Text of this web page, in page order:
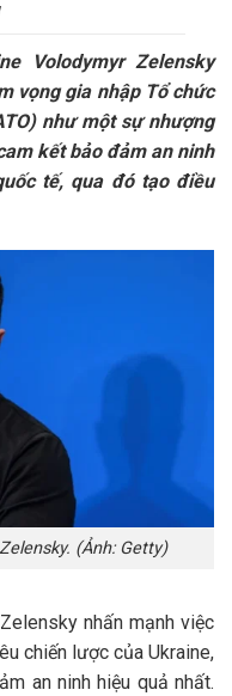
Volodymyr Zelensky
vọng gia nhập Tổ chức
như một sự nhượng
kết bảo đảm an ninh
tế, qua đó tạo điều
(Ảnh: Getty)
nhấn mạnh việc
chiến lược của Ukraine,
an ninh hiệu quả nhất.